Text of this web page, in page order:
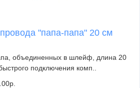
"папа-папа" 20 см
объединенных в шлейф, длина 20
подключения комп..